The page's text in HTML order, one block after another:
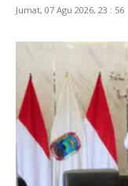
Jumat, 07 Agu 2026, 23 : 56